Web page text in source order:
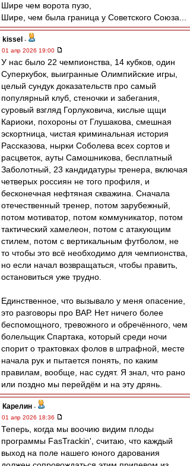
Шире чем ворота пузо,
Шире, чем была граница у Советского Союза...
kissel -
01 апр 2026 19:00
У нас было 22 чемпионства, 14 кубков, один
Суперкубок, выигранные Олимпийские игры,
целый сундук доказательств про самый
популярный клуб, стеночки и забегания,
суровый взгляд Горлуковича, кислые щщи
Кариоки, похороны от Глушакова, смешная
эскортница, чистая криминальная история
Рассказова, нырки Соболева всех сортов и
расцветок, ауты Самошникова, бесплатный
Заболотный, 23 кандидатуры тренера, включая
четверых россиян не того профиля, и
бесконечная нефтяная скважина. Сначала
отечественный тренер, потом зарубежный,
потом мотиватор, потом коммуникатор, потом
тактический хамелеон, потом с атакующим
стилем, потом с вертикальным футболом, не
то чтобы это всё необходимо для чемпионства,
но если начал возвращаться, чтобы править,
остановиться уже трудно.
Единственное, что вызывало у меня опасение,
это разговоры про ВАР. Нет ничего более
беспомощного, тревожного и обречённого, чем
болельщик Спартака, который среди ночи
спорит о трактовках фолов в штрафной, месте
начала рук и пытается понять, по каким
правилам, вообще, нас судят. Я знал, что рано
или поздно мы перейдём и на эту дрянь.
Карелин -
01 апр 2026 18:36
Теперь, когда мы воочию видим плоды
программы FasTrackin', считаю, что каждый
выход на поле нашего юного дарования